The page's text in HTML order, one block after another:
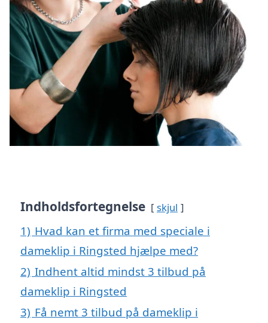
Indholdsfortegnelse skjul
1) Hvad kan et firma med speciale i
dameklip i Ringsted hjælpe med?
2) Indhent altid mindst 3 tilbud på
dameklip i Ringsted
3) Få nemt 3 tilbud på dameklip i